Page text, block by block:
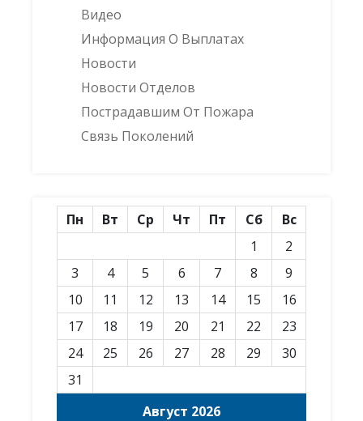
Видео
Информация О Выплатах
Новости
Новости Отделов
Пострадавшим От Пожара
Связь Поколений
Август 2026
Пн Вт Ср Чт Пт Сб
Вс
1
2
3
4 5 6 7 8
9
10
11 12 13 14 15
16
17
18 19 20 21 22
23
24
25 26 27 28 29
30
31